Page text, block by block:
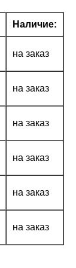
Наличие:
на заказ
на заказ
на заказ
на заказ
на заказ
на заказ